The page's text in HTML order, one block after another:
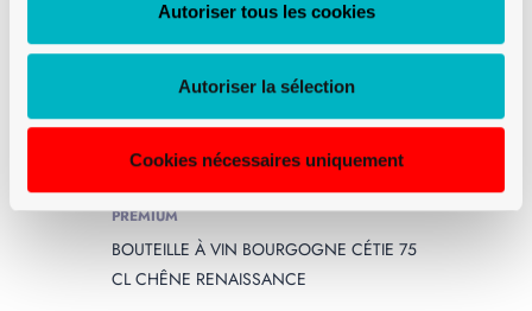
Autoriser tous les cookies
Autoriser la sélection
Cookies nécessaires uniquement
PREMIUM
BOUTEILLE À VIN BOURGOGNE CÉTIE 75
CL CHÊNE RENAISSANCE